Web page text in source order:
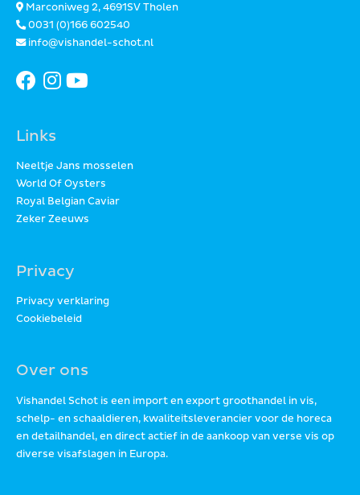
Marconiweg 2, 4691SV Tholen
0031 (0)166 602540
info@vishandel-schot.nl
Links
Neeltje Jans mosselen
World Of Oysters
Royal Belgian Caviar
Zeker Zeeuws
Privacy
Privacy verklaring
Cookiebeleid
Over ons
Vishandel Schot is een import en export groothandel in vis,
schelp- en schaaldieren, kwaliteitsleverancier voor de horeca
en detailhandel, en direct actief in de aankoop van verse vis op
diverse visafslagen in Europa.